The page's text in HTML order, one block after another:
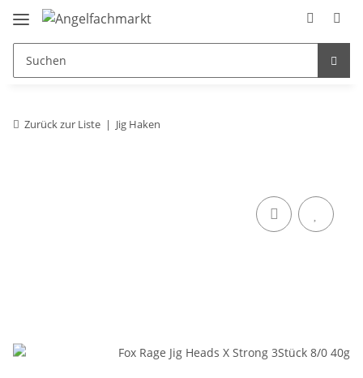
Zurück zur Liste Jig Haken